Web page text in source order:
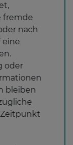
fremde
nach
eine
oder
bleiben